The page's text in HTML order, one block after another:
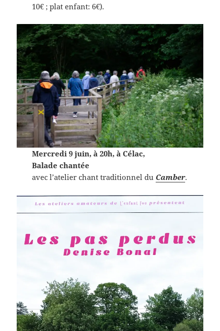
10€ ; plat enfant: 6€).
Mercredi 9 juin, à 20h, à Célac,
Balade chantée
avec l’atelier chant traditionnel du Camber.